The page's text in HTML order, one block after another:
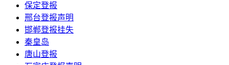
保定登报
邢台登报声明
邯郸登报挂失
秦皇岛
唐山登报